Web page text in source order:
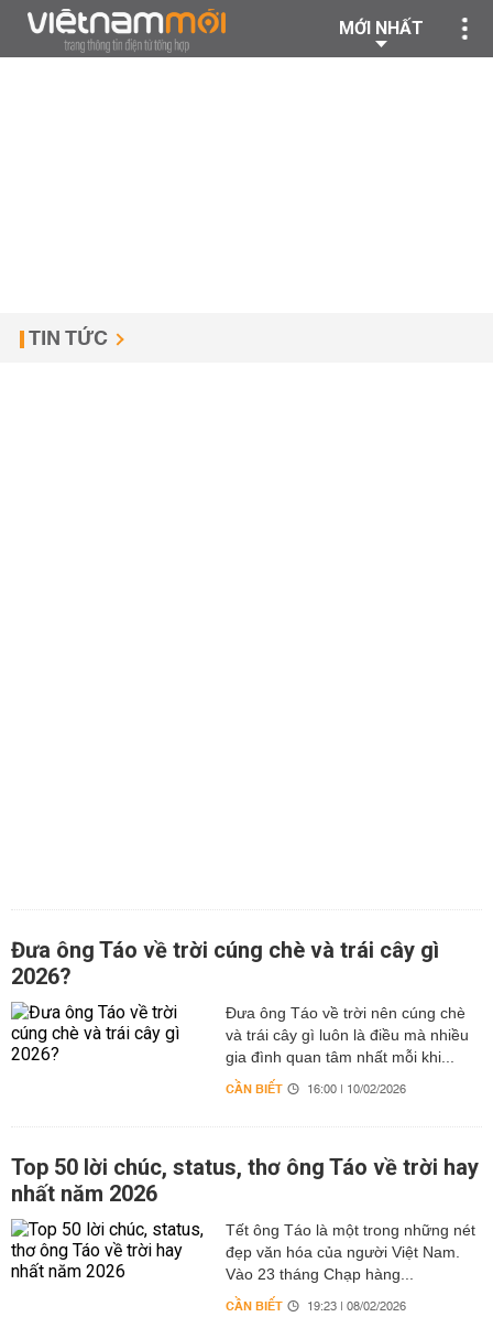
MỚI NHẤT
TIN TỨC
Đưa ông Táo về trời cúng chè và trái cây gì
2026?
Đưa ông Táo về trời nên cúng chè
và trái cây gì luôn là điều mà nhiều
gia đình quan tâm nhất mỗi khi...
CẦN BIẾT 16:00 | 10/02/2026
Top 50 lời chúc, status, thơ ông Táo về trời hay
nhất năm 2026
Tết ông Táo là một trong những nét
đẹp văn hóa của người Việt Nam.
Vào 23 tháng Chạp hàng...
CẦN BIẾT 19:23 | 08/02/2026